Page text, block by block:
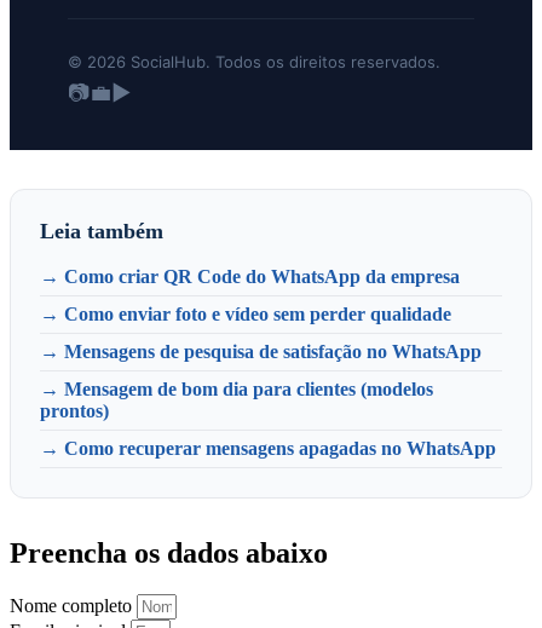
© 2026 SocialHub. Todos os direitos reservados.
📷💼▶
Leia também
→ Como criar QR Code do WhatsApp da empresa
→ Como enviar foto e vídeo sem perder qualidade
→ Mensagens de pesquisa de satisfação no WhatsApp
→ Mensagem de bom dia para clientes (modelos
prontos)
→ Como recuperar mensagens apagadas no WhatsApp
Preencha os dados abaixo
Nome completo